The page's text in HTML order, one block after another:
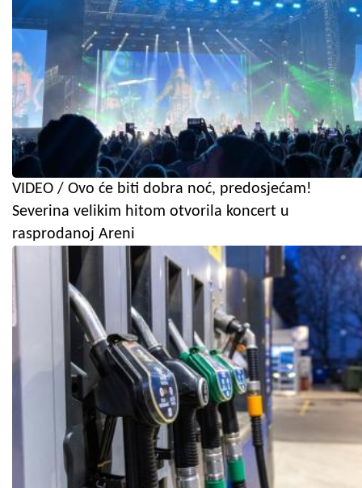
VIDEO / Ovo će biti dobra noć, predosjećam!
Severina velikim hitom otvorila koncert u
rasprodanoj Areni